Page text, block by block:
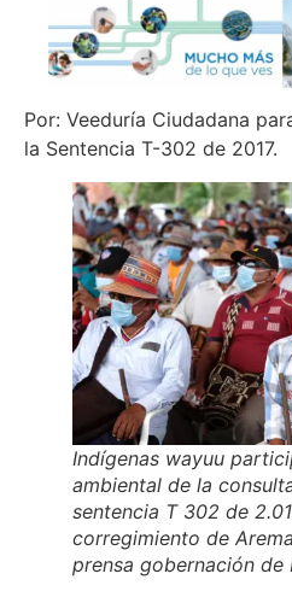
Por: Veeduría Ciudadana
la Sentencia T-302 de 2017.
Indígenas wayuu
ambiental de la
sentencia T 302 de
corregimiento de
prensa gobernación de